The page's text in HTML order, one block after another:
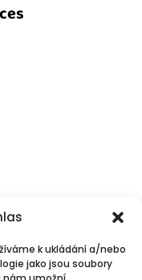
k ukládání a/nebo
jako jsou soubory